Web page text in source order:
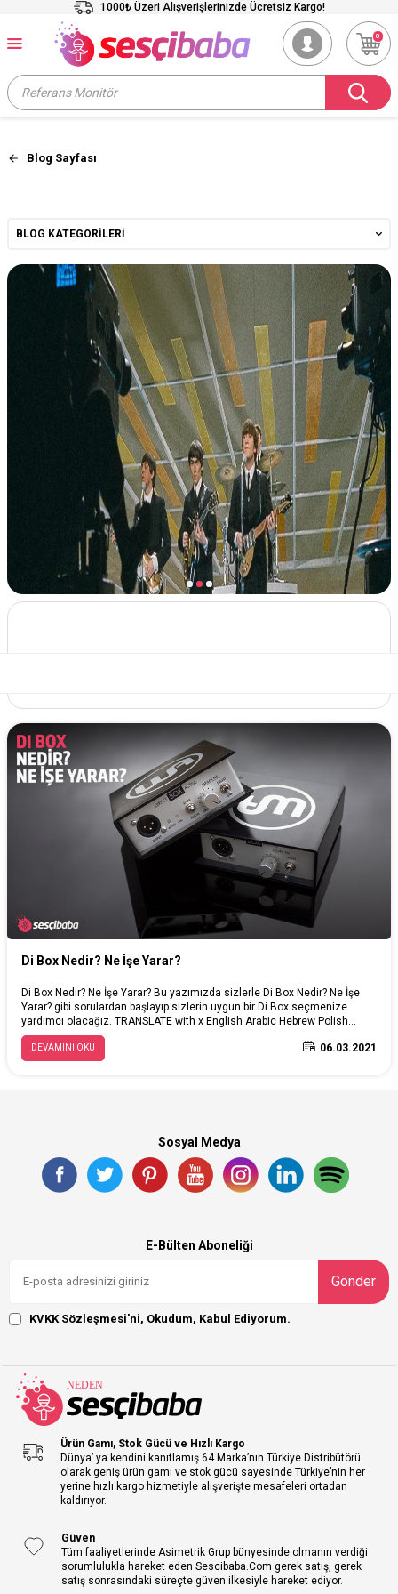
1000₺ Üzeri Alışverişlerinizde Ücretsiz Kargo!
0
Blog Sayfası
BLOG KATEGORILERI
Di Box Nedir? Ne İşe Yarar?
Di Box Nedir? Ne İşe Yarar? Bu yazımızda sizlerle Di Box Nedir? Ne İşe
Yarar? gibi sorulardan başlayıp sizlerin uygun bir Di Box seçmenize
yardımcı olacağız. TRANSLATE with x English Arabic Hebrew Polish
Bulgarian Hindi Portuguese Catalan Hmong Daw Romanian Chinese
Simplified Hungarian Russian Chinese Traditional Indonesian Slovak
Czech Italian Slovenian Danish Japanese Spanish Dutch Klingon
collaborative features and customize widget: Bing Webmaster Portal
Back // ORIGINAL: "; langMenu.appendChild(origLangDiv);
LanguageMenu.Init('LanguageMenu', LanguageMenu_keys,
LanguageMenu_values, LanguageMenu_callback,
LanguageMenu_popupid); window["LanguageMenu"] = LanguageMenu;
DEVAMINI OKU 06.03.2021
Sosyal Medya
E-Bülten Aboneliği
Gönder
KVKK Sözleşmesi'ni, Okudum, Kabul Ediyorum.
Ürün Gamı, Stok Gücü ve Hızlı Kargo
Dünya’ ya kendini kanıtlamış 64 Marka’nın Türkiye Distribütörü
olarak geniş ürün gamı ve stok gücü sayesinde Türkiye’nin her
yerine hızlı kargo hizmetiyle alışverişte mesafeleri ortadan
kaldırıyor.
Güven
Tüm faaliyetlerinde Asimetrik Grup bünyesinde olmanın verdiği
sorumlulukla hareket eden Sescibaba.Com gerek satış, gerek
satış sonrasındaki süreçte güven ilkesiyle hareket ediyor.